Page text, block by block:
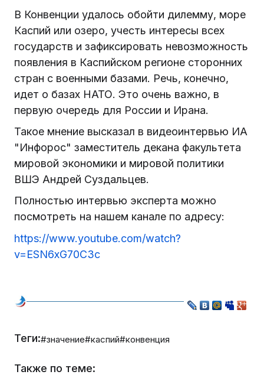
В Конвенции удалось обойти дилемму, море
Каспий или озеро, учесть интересы всех
государств и зафиксировать невозможность
появления в Каспийском регионе сторонних
стран с военными базами. Речь, конечно,
идет о базах НАТО. Это очень важно, в
первую очередь для России и Ирана.
Такое мнение высказал в видеоинтервью ИА
"Инфорос" заместитель декана факультета
мировой экономики и мировой политики
ВШЭ Андрей Суздальцев.
Полностью интервью эксперта можно
посмотреть на нашем канале по адресу:
https://www.youtube.com/watch?
v=ESN6xG70C3c
Теги:#значение#каспий#конвенция
Также по теме: